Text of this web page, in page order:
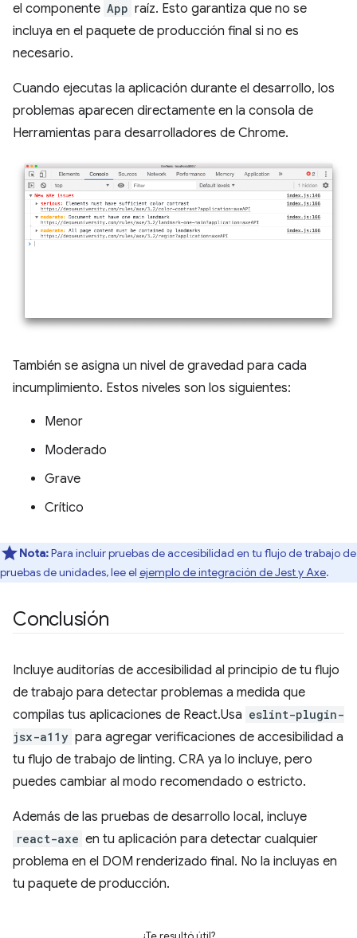
el componente App raíz. Esto garantiza que no se
incluya en el paquete de producción final si no es
necesario.
Cuando ejecutas la aplicación durante el desarrollo, los
problemas aparecen directamente en la consola de
Herramientas para desarrolladores de Chrome.
También se asigna un nivel de gravedad para cada
incumplimiento. Estos niveles son los siguientes:
Menor
Moderado
Grave
Crítico
Nota:Para incluir pruebas de accesibilidad en tu flujo de trabajo de
pruebas de unidades, lee el ejemplo de integración de Jest y Axe.
Conclusión
Incluye auditorías de accesibilidad al principio de tu flujo
de trabajo para detectar problemas a medida que
compilas tus aplicaciones de React.Usa eslint-plugin-
jsx-a11y para agregar verificaciones de accesibilidad a
tu flujo de trabajo de linting. CRA ya lo incluye, pero
puedes cambiar al modo recomendado o estricto.
Además de las pruebas de desarrollo local, incluye
react-axe en tu aplicación para detectar cualquier
problema en el DOM renderizado final. No la incluyas en
tu paquete de producción.